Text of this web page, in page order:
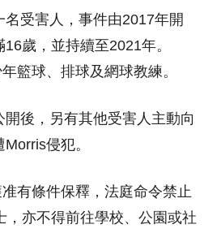
受害人，事件由2017年開
歲，並持續至2021年。
籃球、排球及網球教練。
後，另有其他受害人主動向
侵犯。
有條件保釋，法庭命令禁止
，亦不得前往學校、公園或社